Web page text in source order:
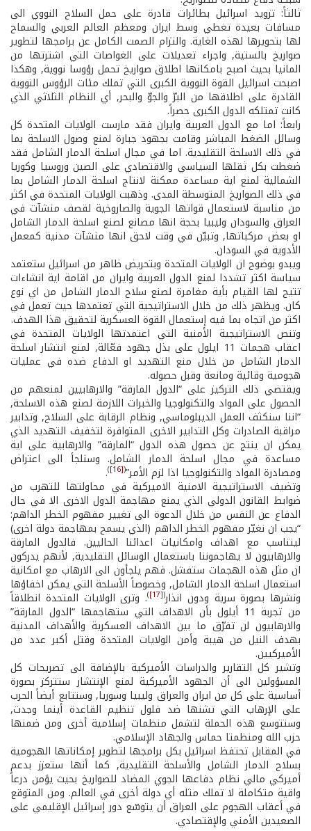
ثالثاً: تزويد اسرائيل بطائرات قادرة على حمل السلاح النووي الى
مسافات بعيدة تغطي وسط ايران ومعظم العالم العربي والسماح
لها بتحويرها لهذه الغاية. والتزام الصمت الكامل عن برامجها لتطوير
صواريخ بالستية, واجراء تعديلات على الغواصات التي اشترتها من
المانيا بحيث اصبح بامكانها اطلاق صواريخ تحمل رؤوسا نووية, وهكذا
اصبحت اسرائيل القوة النووية الكبرى التي تملك مئات الرؤوس النووية
القادرة على اطلاقها من البرّ والجوّ والبحر, أي النظام الثلاثي الذي
كانت تمتلكه الدول الكبرى حصراً.
رابعاً: اما مع الدول العربية وايران فقد مارست الولايات المتحدة كل
وسائل الضغط المباشر وقامت بجهود جبارة لمنع وصول الاسلحة بما
في ذلك الاسلحة التقليدية. اما في مجال اسلحة الدمار الشامل فقد
ضغطت بكل ثقلها السياسي والاقتصادي على الصين وروسيا وكوريا
الشمالية لمنع اية مساعدة ممكنة لانتاج اسلحة الدمار الشامل بما
في ذلك الصواريخ المتوسطة المدى. وذهبت الولايات المتحدة في اكثر
من مناسبة لاستعمال قواتها الجوية والصاروخية لقصف منشآت في
العراق والسودان وليبيا بحجة انها مصانع لصنع اسلحة الدمار الشامل
او بعض مركباتها, وتبيّن في وقت لاحق انها منشآت مدنية كمعمل
الأدوية في السودان.
ويبدو بوضوح ان الولايات المتحدة وبتحريض ظاهر من اسرائيل ستعتمد
سياسة اكثر تشددا لمنع الدول العربية وايران من اقامة اية انشاءات
تتيح لها القيام بأية مغامرة لصنع سلاح الدمار الشامل من اي نوع
كان. ويظهر ذلك من خلال الاستراتيجية التي تعتمدها حيث تعمل في
اكثر من اتجاه بما فيه إستعمال القوة العسكرية لتحقيق هذا الهدف.
وتنص الاستراتيجية الأمنية التي اعتمدتها الولايات المتحدة في
اعقاب هجمات 11 ايلول على بذل جهود فعّالة, لمنع انتشار اسلحة
الدمار الشامل من خلال منع التهديد او الدفاع ضده في عمليات
هجومية وقائية ومانعة وقبل حصوله.
ويقتضي ذلك التركيز على “الدول المارقة” والارهابيين لمنعهم من
الحصول على المواد والتكنولوجيا والخبرات اللازمة لصنع هذه الاسلحة,
“اننا سنكثف العمل الديبلوماسي, ونظام الرقابة على السلاح, وتدابير
مراقبة الصادرات وكل التدابير الاخرى المتوافرة لتخفيف التهديد الذي
يمكن ان ينتج عن حصول هذه الدول “المارقة” والارهابية على اية
مساعدة في مجال اسلحة الدمار الشامل. وسنلجأ الى اعتراض
ومصادرة المواد والتكنولوجيا اذا لزم الأمر”(
[16]
)
.
وتضيف الاستراتيجية الامنية الاميركية في محاولتها للتهرب من
ضوابط القانون الدولي الذي يمنع مهاجمة الدول الاخرى الا في حال
الدفاع عن النفس من خلال الدعوة الى تغيير مفهوم الخطر الداهم:
“يجب ان نغيّر مفهوم الخطر الداهم (الذي يسمح بمهاجمة دولة اخرى)
ليتناسب مع اهداف وامكانيات اعدائنا الحاليين. فالدول المارقة
والارهابيون لا يهاجموننا باستعمال الوسائل التقليدية, لأنهم يدركون
ان مثل هذه الهجمات ستفشل. فهم يلجأون الى الارهاب مع امكانية
استعمال اسلحة الدمار الشامل, وخصوصاً الأسلحة التي يمكن اخفاؤها
ونشرها بصورة سرية ودون انذار(
[17]
). وترى الولايات المتحدة انطلاقاً
من تجربة 11 أيلول بأن الاهداف التي ستهاجمها “الدول المارقة”
والارهابيون لن تفرّق ما بين الاهداف العسكرية والأهداف المدنية
بهدف النيل من هيبة وأمن الولايات المتحدة وقتل أكبر عدد من
الأميركيين.
وتشير كل التقارير والدراسات الأميركية بالإضافة الى تصريحات كل
المسؤولين الى أن الجهود الأميركية لمنع الإنتشار ستتركز بصورة
أساسية على كل من ايران والعراق وليبيا وسوريا, وستتابع أيضاً الحرب
على الإرهاب التي تشنها ضد فلول تنظيم القاعدة أينما وجدت,
وستتوسع هذه الحملة لتشمل منظمات إسلامية أخرى ومن ضمنها
حزب الله ومنظمتا حماس والجهاد الإسلامي.
في المقابل تحتفظ اسرائيل بكل برامجها لتطوير إمكاناتها الهجومية
بسلاح الدمار الشامل والأسلحة التقليدية, كما أنها ستعزز بدعم
أميركي مالي نظام دفاعها الجوي المضاد للصواريخ بحيث يؤمن درعاً
واقية متكاملة لا تملك مثله أي دولة أخرى في العالم. ومن المتوقع
في أعقاب الهجوم على العراق أن يتوسّع دور إسرائيل الإقليمي على
الصعيدين الأمني والإقتصادي.